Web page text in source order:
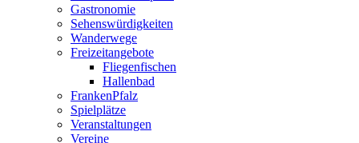
Gastronomie
Sehenswürdigkeiten
Wanderwege
Freizeitangebote
Fliegenfischen
Hallenbad
FrankenPfalz
Spielplätze
Veranstaltungen
Vereine